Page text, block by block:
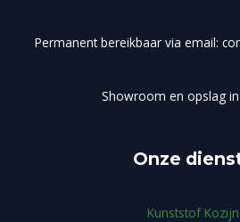
Permanent bereikbaar via email:
Showroom en opslag
Onze
Kunststof